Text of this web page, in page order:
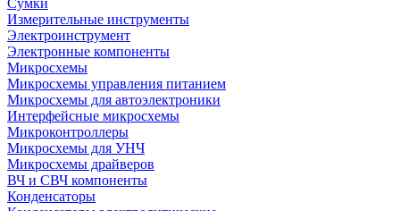
Сумки
Измерительные инструменты
Электроинструмент
Электронные компоненты
Микросхемы
Микросхемы управления питанием
Микросхемы для автоэлектроники
Интерфейсные микросхемы
Микроконтроллеры
Микросхемы для УНЧ
Микросхемы драйверов
ВЧ и СВЧ компоненты
Конденсаторы